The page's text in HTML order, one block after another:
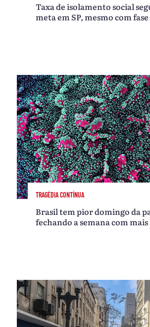
Taxa de isolamento social
meta em SP, mesmo com
TRAGÉDIA CONTÍNUA
Brasil tem pior domingo da
fechando a semana com